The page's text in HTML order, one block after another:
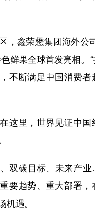
鑫荣懋集团海外公
鲜果全球首发亮相。
不断满足中国消费者
里，世界见证中国
碳目标、未来产
要趋势、重大部署，
机遇。